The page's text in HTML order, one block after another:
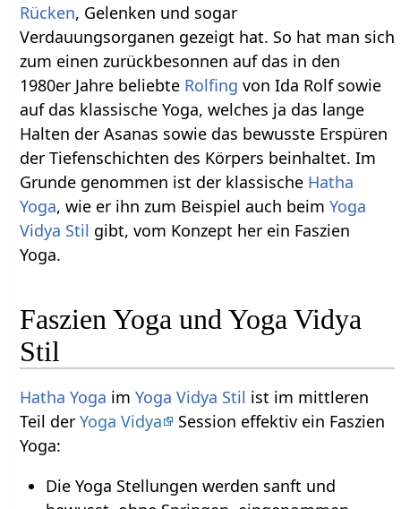
Rücken, Gelenken und sogar
Verdauungsorganen gezeigt hat. So hat man sich
zum einen zurückbesonnen auf das in den
1980er Jahre beliebte Rolfing von Ida Rolf sowie
auf das klassische Yoga, welches ja das lange
Halten der Asanas sowie das bewusste Erspüren
der Tiefenschichten des Körpers beinhaltet. Im
Grunde genommen ist der klassische Hatha
Yoga, wie er ihn zum Beispiel auch beimYoga
Vidya Stil gibt, vom Konzept her ein Faszien
Yoga.
Faszien Yoga und Yoga Vidya
Stil
Hatha Yoga imYoga Vidya Stil ist im mittleren
Teil derYoga Vidya
Session effektiv ein Faszien
Yoga:
Die Yoga Stellungen werden sanft und